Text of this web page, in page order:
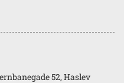
52, Haslev